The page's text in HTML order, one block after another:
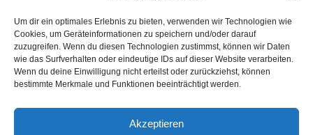
Um dir ein optimales Erlebnis zu bieten, verwenden wir Technologien wie
Cookies, um Geräteinformationen zu speichern und/oder darauf
zuzugreifen. Wenn du diesen Technologien zustimmst, können wir Daten
wie das Surfverhalten oder eindeutige IDs auf dieser Website verarbeiten.
Wenn du deine Einwilligung nicht erteilst oder zurückziehst, können
bestimmte Merkmale und Funktionen beeinträchtigt werden.
Akzeptieren
Schlagwörter
Advertorial ,Content-Marketing
Journalismus im Umbruch
Hanneli Mustaparta